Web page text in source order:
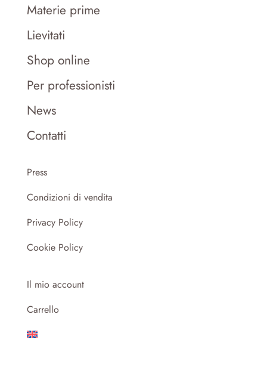
Materie prime
Lievitati
Shop online
Per professionisti
News
Contatti
Press
Condizioni di vendita
Privacy Policy
Cookie Policy
Il mio account
Carrello